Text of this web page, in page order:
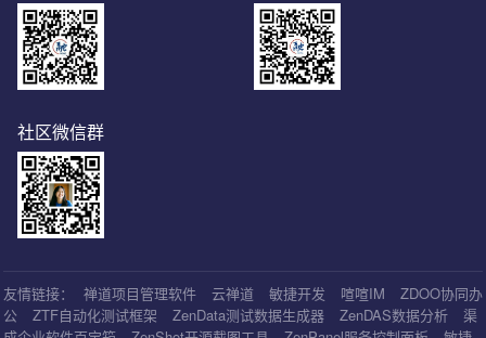
社区微信群
友情链接： 禅道项目管理软件 云禅道 敏捷开发 喧喧IM
ZDOO协同办
公
ZTF自动化测试框架 ZenData测试数据生成器 ZenDAS数据分析
渠